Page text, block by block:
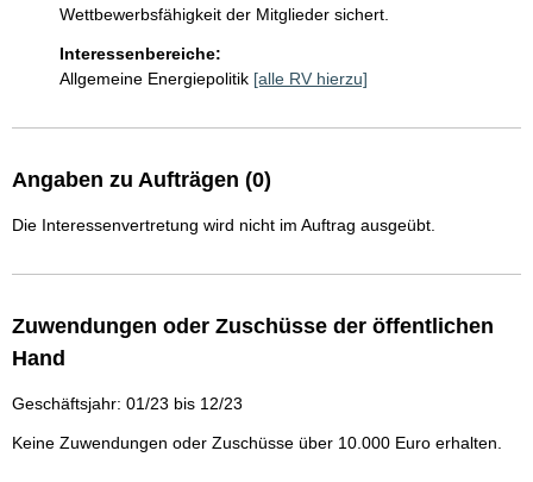
Wettbewerbsfähigkeit der Mitglieder sichert.
Interessenbereiche:
Allgemeine Energiepolitik [alle RV hierzu]
Angaben zu Aufträgen (0)
Die Interessenvertretung wird nicht im Auftrag ausgeübt.
Zuwendungen oder Zuschüsse der öffentlichen
Hand
Geschäftsjahr: 01/23 bis 12/23
Keine Zuwendungen oder Zuschüsse über 10.000 Euro erhalten.